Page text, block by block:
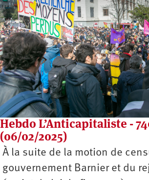
Hebdo L’Anticapitaliste -
(06/02/2025)
À la suite de la motion de
gouvernement Barnier et du